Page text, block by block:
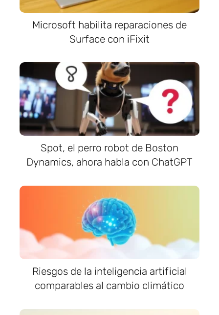
Microsoft habilita reparaciones de
Surface con iFixit
Spot, el perro robot de Boston
Dynamics, ahora habla con ChatGPT
Riesgos de la inteligencia artificial
comparables al cambio climático